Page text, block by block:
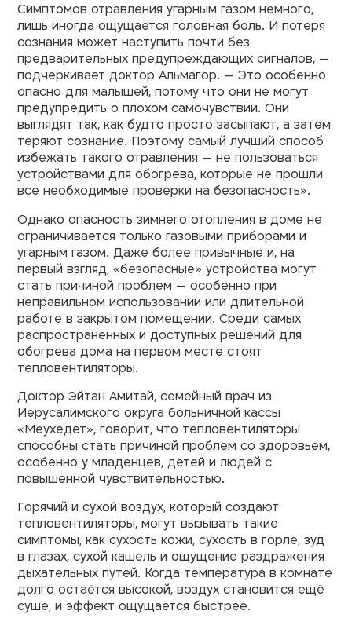
Симптомов отравления угарным газом немного,
лишь иногда ощущается головная боль. И потеря
сознания может наступить почти без
предварительных предупреждающих сигналов, —
подчеркивает доктор Альмагор. — Это особенно
опасно для малышей, потому что они не могут
предупредить о плохом самочувствии. Они
выглядят так, как будто просто засыпают, а затем
теряют сознание. Поэтому самый лучший способ
избежать такого отравления — не пользоваться
устройствами для обогрева, которые не прошли
все необходимые проверки на безопасность».
Однако опасность зимнего отопления в доме не
ограничивается только газовыми приборами и
угарным газом. Даже более привычные и, на
первый взгляд, «безопасные» устройства могут
стать причиной проблем — особенно при
неправильном использовании или длительной
работе в закрытом помещении. Среди самых
распространенных и доступных решений для
обогрева дома на первом месте стоят
тепловентиляторы.
Доктор Эйтан Амитай, семейный врач из
Иерусалимского округа больничной кассы
«Меухедет», говорит, что тепловентиляторы
способны стать причиной проблем со здоровьем,
особенно у младенцев, детей и людей с
повышенной чувствительностью.
Горячий и сухой воздух, который создают
тепловентиляторы, могут вызывать такие
симптомы, как сухость кожи, сухость в горле, зуд
в глазах, сухой кашель и ощущение раздражения
дыхательных путей. Когда температура в комнате
долго остаётся высокой, воздух становится ещё
суше, и эффект ощущается быстрее.